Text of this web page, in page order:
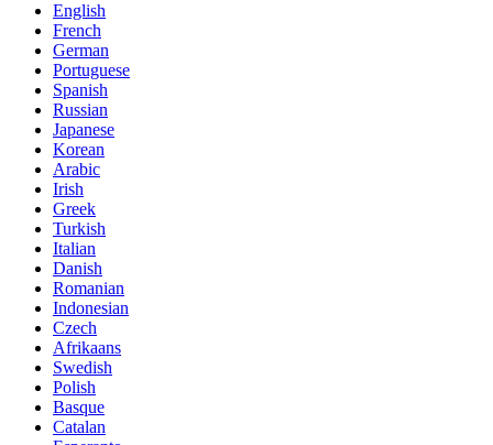
English
French
German
Portuguese
Spanish
Russian
Japanese
Korean
Arabic
Irish
Greek
Turkish
Italian
Danish
Romanian
Indonesian
Czech
Afrikaans
Swedish
Polish
Basque
Catalan